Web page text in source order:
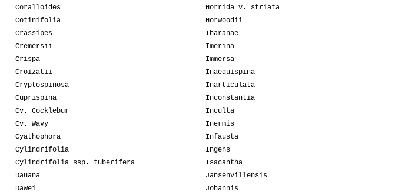
Coralloides
Cotinifolia
Crassipes
Cremersii
Crispa
Croizatii
Cryptospinosa
Cuprispina
Cv. Cocklebur
Cv. Wavy
Cyathophora
Cylindrifolia
Cylindrifolia ssp. tuberifera
Dauana
Dawei
Horrida v. striata
Horwoodii
Iharanae
Imerina
Immersa
Inaequispina
Inarticulata
Inconstantia
Inculta
Inermis
Infausta
Ingens
Isacantha
Jansenvillensis
Johannis